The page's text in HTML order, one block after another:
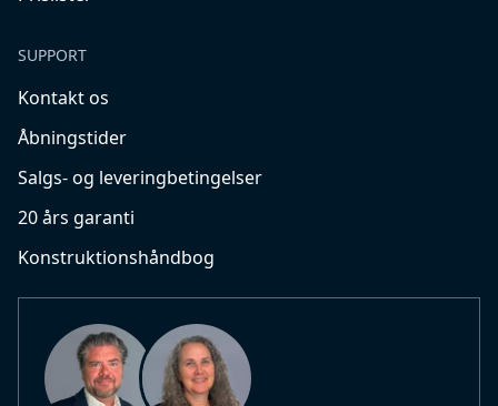
SUPPORT
Kontakt os
Åbningstider
Salgs- og leveringbetingelser
20 års garanti
Konstruktionshåndbog